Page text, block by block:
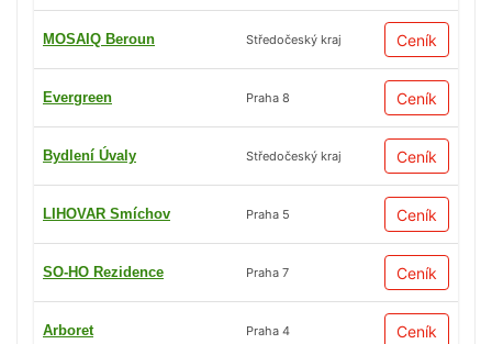
MOSAIQ Beroun Středočeský kraj Ceník
Evergreen Praha 8 Ceník
Bydlení Úvaly Středočeský kraj Ceník
LIHOVAR Smíchov Praha 5 Ceník
SO-HO Rezidence Praha 7 Ceník
Arboret Praha 4 Ceník